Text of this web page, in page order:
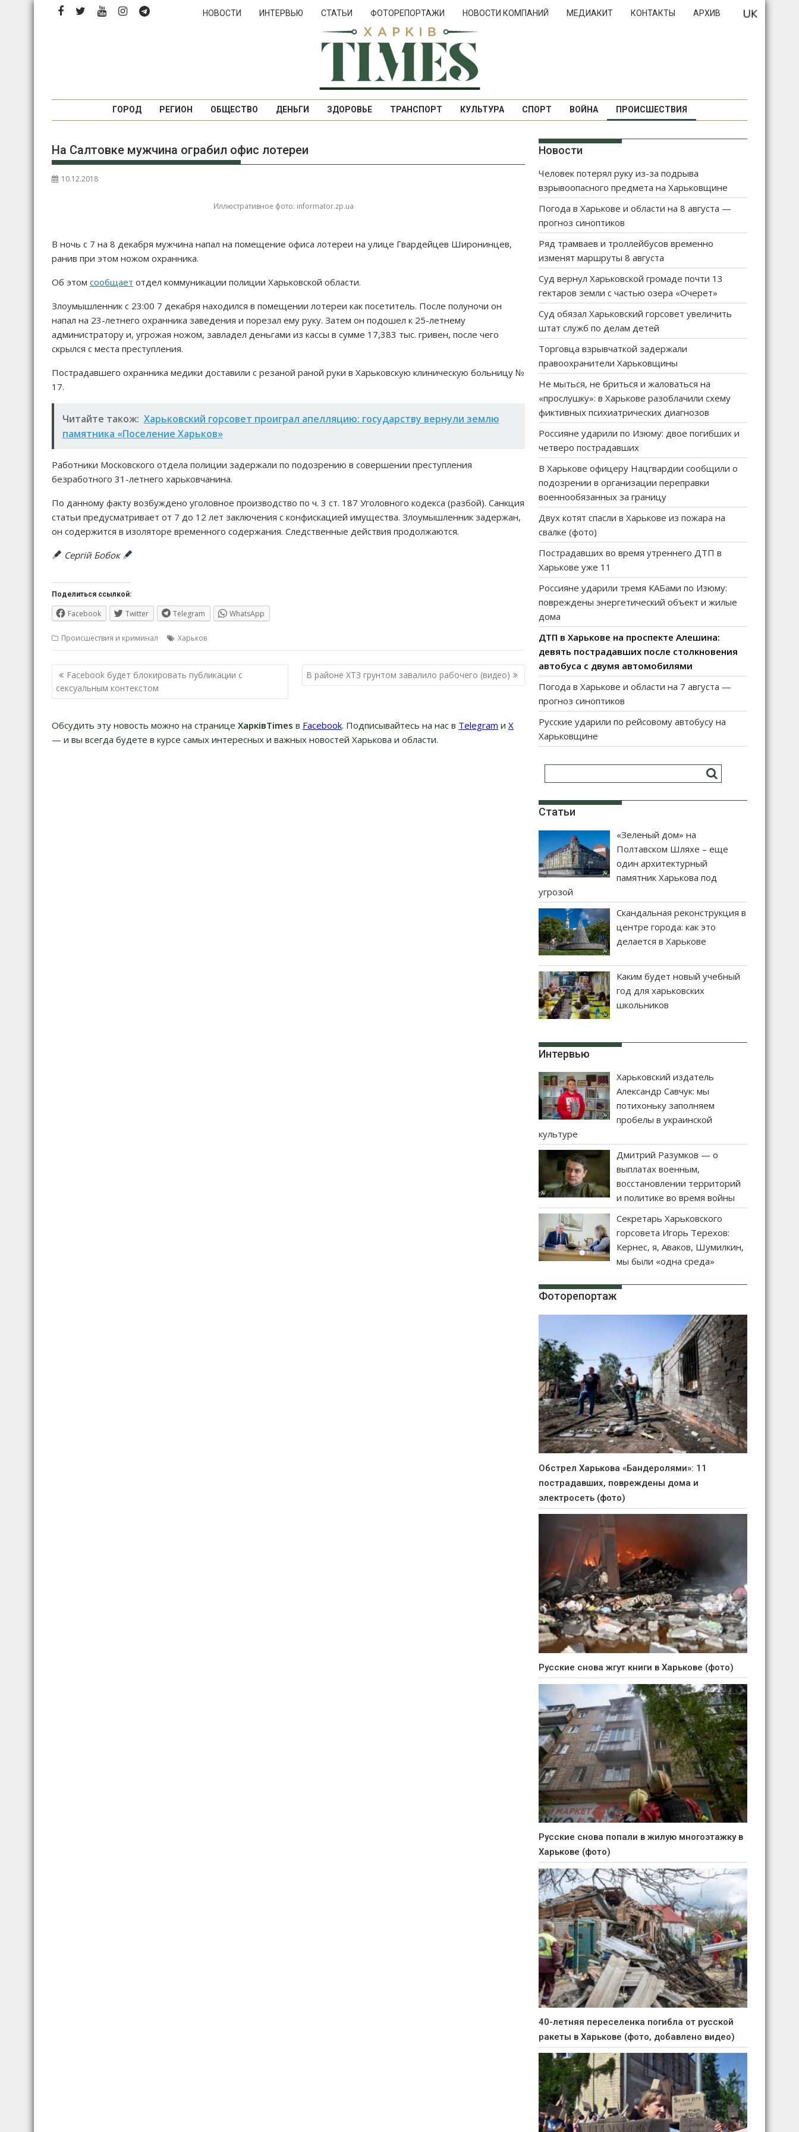
Перейти
НОВОСТИ ИНТЕРВЬЮ СТАТЬИ ФОТОРЕПОРТАЖИ НОВОСТИ КОМПАНИЙ МЕДИАКИТ КОНТАКТЫ АРХИВ
ГОРОД РЕГИОН ОБЩЕСТВО ДЕНЬГИ ЗДОРОВЬЕ ТРАНСПОРТ КУЛЬТУРА СПОРТ ВОЙНА ПРОИСШЕСТВИЯ
На Салтовке мужчина ограбил офис лотереи
10.12.2018
Иллюстративное фото: informator.zp.ua
В ночь с 7 на 8 декабря мужчина напал на помещение офиса лотереи на улице Гвардейцев Широнинцев,
ранив при этом ножом охранника.
Об этом сообщает отдел коммуникации полиции Харьковской области.
Злоумышленник с 23:00 7 декабря находился в помещении лотереи как посетитель. После полуночи он
напал на 23-летнего охранника заведения и порезал ему руку. Затем он подошел к 25-летнему
администратору и, угрожая ножом, завладел деньгами из кассы в сумме 17,383 тыс. гривен, после чего
скрылся с места преступления.
Пострадавшего охранника медики доставили с резаной раной руки в Харьковскую клиническую больницу №
17.
Читайте також: Харьковский горсовет проиграл апелляцию: государству вернули землю
памятника «Поселение Харьков»
Работники Московского отдела полиции задержали по подозрению в совершении преступления
безработного 31-летнего харьковчанина.
По данному факту возбуждено уголовное производство по ч. 3 ст. 187 Уголовного кодекса (разбой). Санкция
статьи предусматривает от 7 до 12 лет заключения с конфискацией имущества. Злоумышленник задержан,
он содержится в изоляторе временного содержания. Следственные действия продолжаются.
Сергій Бобок
Поделиться ссылкой:
Facebook Twitter Telegram WhatsApp
Происшествия и криминал Харьков
Навигация
по
записям
Facebook будет блокировать публикации с
сексуальным контекстом
В районе ХТЗ грунтом завалило рабочего (видео)
Обсудить эту новость можно на странице ХарківTimes в Facebook. Подписывайтесь на нас в Telegram и Х
— и вы всегда будете в курсе самых интересных и важных новостей Харькова и области.
Новости
Человек потерял руку из-за подрыва
взрывоопасного предмета на Харьковщине
Погода в Харькове и области на 8 августа —
прогноз синоптиков
Ряд трамваев и троллейбусов временно
изменят маршруты 8 августа
Суд вернул Харьковской громаде почти 13
гектаров земли с частью озера «Очерет»
Суд обязал Харьковский горсовет увеличить
штат служб по делам детей
Торговца взрывчаткой задержали
правоохранители Харьковщины
Не мыться, не бриться и жаловаться на
«прослушку»: в Харькове разоблачили схему
фиктивных психиатрических диагнозов
Россияне ударили по Изюму: двое погибших и
четверо пострадавших
В Харькове офицеру Нацгвардии сообщили о
подозрении в организации переправки
военнообязанных за границу
Двух котят спасли в Харькове из пожара на
свалке (фото)
Пострадавших во время утреннего ДТП в
Харькове уже 11
Россияне ударили тремя КАБами по Изюму:
повреждены энергетический объект и жилые
дома
ДТП в Харькове на проспекте Алешина:
девять пострадавших после столкновения
автобуса с двумя автомобилями
Погода в Харькове и области на 7 августа —
прогноз синоптиков
Русские ударили по рейсовому автобусу на
Харьковщине
Статьи
«Зеленый дом» на
Полтавском Шляхе – еще
один архитектурный
памятник Харькова под
угрозой
Скандальная реконструкция в
центре города: как это
делается в Харькове
Каким будет новый учебный
год для харьковских
школьников
Интервью
Харьковский издатель
Александр Савчук: мы
потихоньку заполняем
пробелы в украинской
культуре
Дмитрий Разумков — о
выплатах военным,
восстановлении территорий
и политике во время войны
Секретарь Харьковского
горсовета Игорь Терехов:
Кернес, я, Аваков, Шумилкин,
мы были «одна среда»
Фоторепортаж
Обстрел Харькова «Бандеролями»: 11
пострадавших, повреждены дома и
электросеть (фото)
Русские снова жгут книги в Харькове (фото)
Русские снова попали в жилую многоэтажку в
Харькове (фото)
40-летняя переселенка погибла от русской
ракеты в Харькове (фото, добавлено видео)